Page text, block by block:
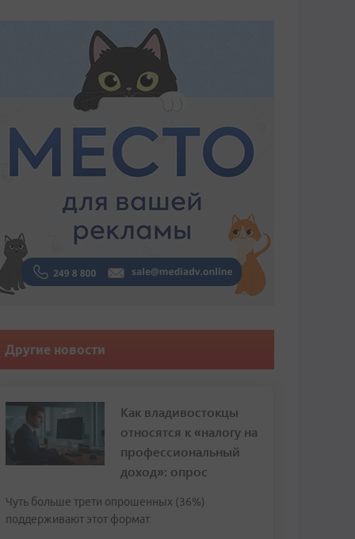
Другие новости
Как владивостокцы
относятся к «налогу на
профессиональный
доход»: опрос
Чуть больше трети опрошенных (36%)
поддерживают этот формат